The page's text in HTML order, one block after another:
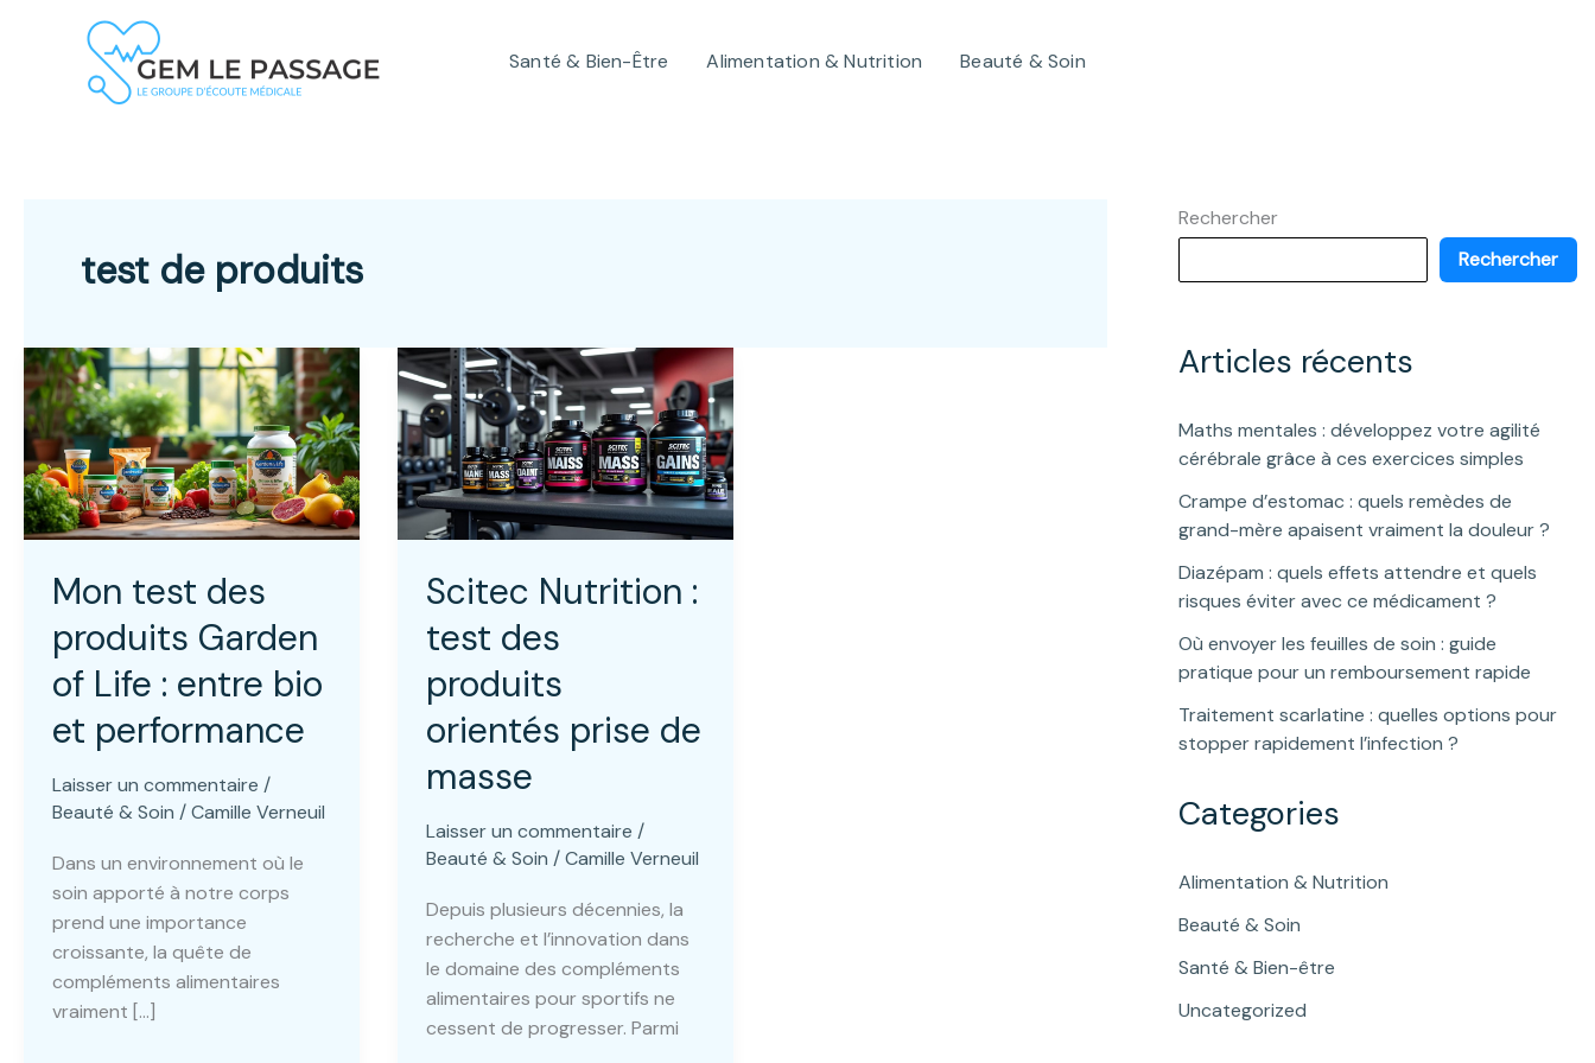
Santé & Bien-Être Alimentation & Nutrition Beauté & Soin
test de produits
Mon test des
produits Garden
of Life : entre bio
et performance
Laisser un commentaire /
Beauté & Soin /Camille Verneuil
Dans un environnement où le
soin apporté à notre corps
prend une importance
croissante, la quête de
compléments alimentaires
vraiment […]
Scitec Nutrition :
test des
produits
orientés prise de
masse
Laisser un commentaire /
Beauté & Soin /Camille Verneuil
Depuis plusieurs décennies, la
recherche et l’innovation dans
le domaine des compléments
alimentaires pour sportifs ne
cessent de progresser. Parmi
Rechercher
Rechercher
Articles récents
Maths mentales : développez votre agilité
cérébrale grâce à ces exercices simples
Crampe d’estomac : quels remèdes de
grand-mère apaisent vraiment la douleur ?
Diazépam : quels effets attendre et quels
risques éviter avec ce médicament ?
Où envoyer les feuilles de soin : guide
pratique pour un remboursement rapide
Traitement scarlatine : quelles options pour
stopper rapidement l’infection ?
Categories
Alimentation & Nutrition
Beauté & Soin
Santé & Bien-être
Uncategorized